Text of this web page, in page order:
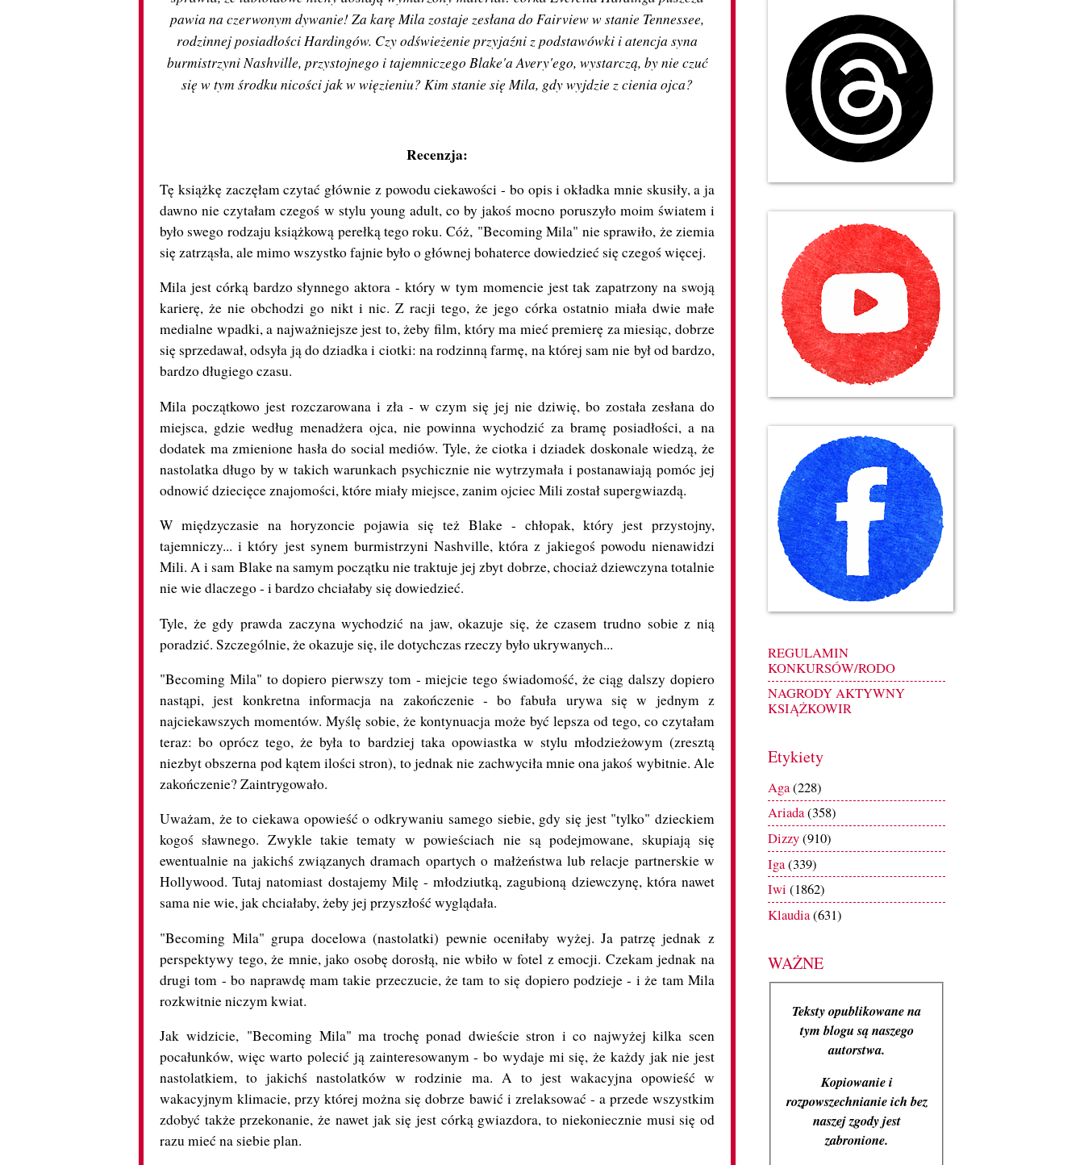
pawia na czerwonym dywanie! Za karę Mila zostaje zesłana do Fairview w stanie Tennessee,
rodzinnej posiadłości Hardingów. Czy odświeżenie przyjaźni z podstawówki i atencja syna
burmistrzyni Nashville, przystojnego i tajemniczego Blake'a Avery'ego, wystarczą, by nie czuć
się w tym środku nicości jak w więzieniu? Kim stanie się Mila, gdy wyjdzie z cienia ojca?
Recenzja:
Tę książkę zaczęłam czytać głównie z powodu ciekawości - bo opis i okładka mnie skusiły, a ja
dawno nie czytałam czegoś w stylu young adult, co by jakoś mocno poruszyło moim światem i
było swego rodzaju książkową perełką tego roku. Cóż, "Becoming Mila" nie sprawiło, że ziemia
się zatrząsła, ale mimo wszystko fajnie było o głównej bohaterce dowiedzieć się czegoś więcej.
Mila jest córką bardzo słynnego aktora - który w tym momencie jest tak zapatrzony na swoją
karierę, że nie obchodzi go nikt i nic. Z racji tego, że jego córka ostatnio miała dwie małe
medialne wpadki, a najważniejsze jest to, żeby film, który ma mieć premierę za miesiąc, dobrze
się sprzedawał, odsyła ją do dziadka i ciotki: na rodzinną farmę, na której sam nie był od bardzo,
bardzo długiego czasu.
Mila początkowo jest rozczarowana i zła - w czym się jej nie dziwię, bo została zesłana do
miejsca, gdzie według menadżera ojca, nie powinna wychodzić za bramę posiadłości, a na
dodatek ma zmienione hasła do social mediów. Tyle, że ciotka i dziadek doskonale wiedzą, że
nastolatka długo by w takich warunkach psychicznie nie wytrzymała i postanawiają pomóc jej
odnowić dziecięce znajomości, które miały miejsce, zanim ojciec Mili został supergwiazdą.
W międzyczasie na horyzoncie pojawia się też Blake - chłopak, który jest przystojny,
tajemniczy... i który jest synem burmistrzyni Nashville, która z jakiegoś powodu nienawidzi
Mili. A i sam Blake na samym początku nie traktuje jej zbyt dobrze, chociaż dziewczyna totalnie
nie wie dlaczego - i bardzo chciałaby się dowiedzieć.
Tyle, że gdy prawda zaczyna wychodzić na jaw, okazuje się, że czasem trudno sobie z nią
poradzić. Szczególnie, że okazuje się, ile dotychczas rzeczy było ukrywanych...
"Becoming Mila" to dopiero pierwszy tom - miejcie tego świadomość, że ciąg dalszy dopiero
nastąpi, jest konkretna informacja na zakończenie - bo fabuła urywa się w jednym z
najciekawszych momentów. Myślę sobie, że kontynuacja może być lepsza od tego, co czytałam
teraz: bo oprócz tego, że była to bardziej taka opowiastka w stylu młodzieżowym (zresztą
niezbyt obszerna pod kątem ilości stron), to jednak nie zachwyciła mnie ona jakoś wybitnie. Ale
zakończenie? Zaintrygowało.
Uważam, że to ciekawa opowieść o odkrywaniu samego siebie, gdy się jest "tylko" dzieckiem
kogoś sławnego. Zwykle takie tematy w powieściach nie są podejmowane, skupiają się
ewentualnie na jakichś związanych dramach opartych o małżeństwa lub relacje partnerskie w
Hollywood. Tutaj natomiast dostajemy Milę - młodziutką, zagubioną dziewczynę, która nawet
sama nie wie, jak chciałaby, żeby jej przyszłość wyglądała.
"Becoming Mila" grupa docelowa (nastolatki) pewnie oceniłaby wyżej. Ja patrzę jednak z
perspektywy tego, że mnie, jako osobę dorosłą, nie wbiło w fotel z emocji. Czekam jednak na
drugi tom - bo naprawdę mam takie przeczucie, że tam to się dopiero podzieje - i że tam Mila
rozkwitnie niczym kwiat.
Jak widzicie, "Becoming Mila" ma trochę ponad dwieście stron i co najwyżej kilka scen
pocałunków, więc warto polecić ją zainteresowanym - bo wydaje mi się, że każdy jak nie jest
nastolatkiem, to jakichś nastolatków w rodzinie ma. A to jest wakacyjna opowieść w
wakacyjnym klimacie, przy której można się dobrze bawić i zrelaksować - a przede wszystkim
zdobyć także przekonanie, że nawet jak się jest córką gwiazdora, to niekoniecznie musi się od
razu mieć na siebie plan.
REGULAMIN
KONKURSÓW/RODO
NAGRODY AKTYWNY
KSIĄŻKOWIR
Etykiety
Aga(228)
Ariada(358)
Dizzy(910)
Iga(339)
Iwi (1862)
Klaudia(631)
WAŻNE
Teksty opublikowane na
tym blogu są naszego
autorstwa.
Kopiowanie i
rozpowszechnianie ich bez
naszej zgody jest
zabronione.